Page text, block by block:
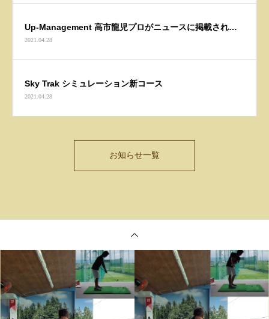
Up-Management 高市龍児プロがニュースに掲載されま
した
2021.04.28
Sky Trak シミュレーション新コース
2021.04.28
お知らせ一覧